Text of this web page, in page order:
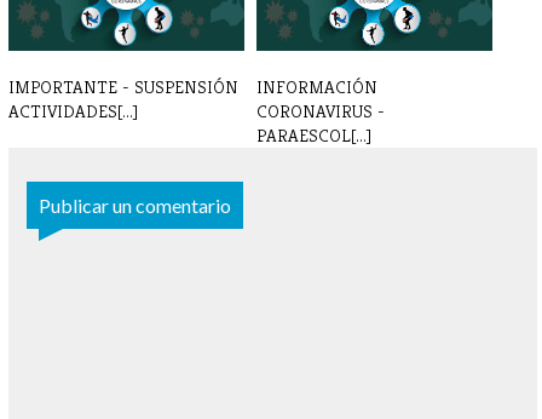
IMPORTANTE - SUSPENSIÓN
ACTIVIDADES[...]
INFORMACIÓN
CORONAVIRUS -
PARAESCOL[...]
Publicar un comentario